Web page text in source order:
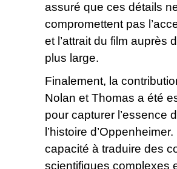
assuré que ces détails
compromettent pas
et l’attrait du film auprès
plus large.
Finalement, la
Nolan et Thomas a été
pour capturer l’essence
l’histoire
capacité à traduire des
scientifiques complexes